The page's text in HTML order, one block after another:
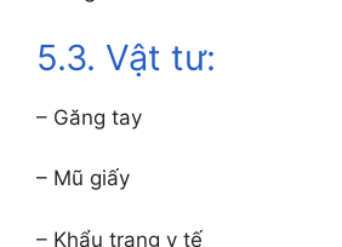
5.3. Vật tư:
– Găng tay
– Mũ giấy
– Khẩu trang y tế